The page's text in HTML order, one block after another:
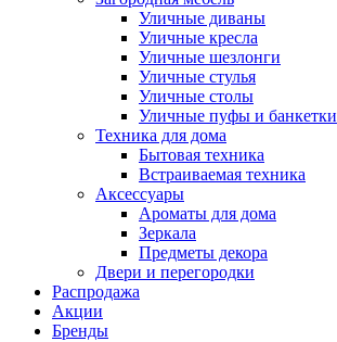
Уличные диваны
Уличные кресла
Уличные шезлонги
Уличные стулья
Уличные столы
Уличные пуфы и банкетки
Техника для дома
Бытовая техника
Встраиваемая техника
Аксессуары
Ароматы для дома
Зеркала
Предметы декора
Двери и перегородки
Распродажа
Акции
Бренды